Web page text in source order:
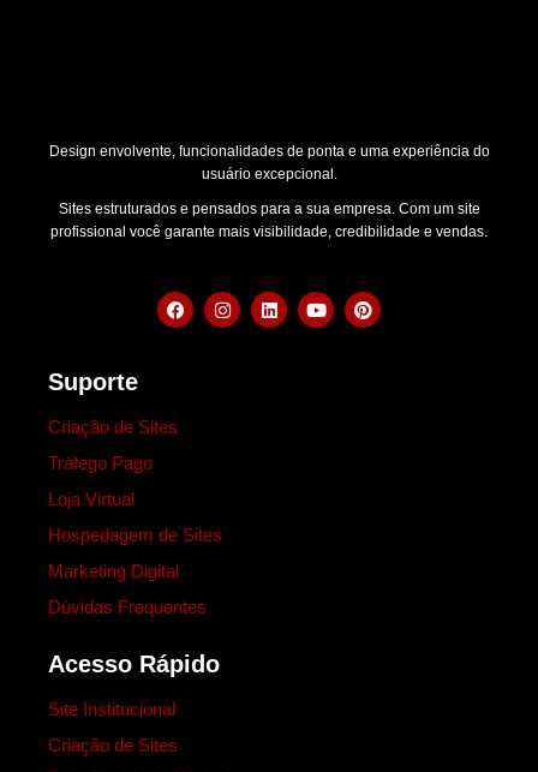
Design envolvente, funcionalidades de ponta e uma experiência do
usuário excepcional.
Sites estruturados e pensados para a sua empresa. Com um site
profissional você garante mais visibilidade, credibilidade e vendas.
Suporte
Criação de Sites
Tráfego Pago
Loja Virtual
Hospedagem de Sites
Marketing Digital
Dúvidas Frequentes
Acesso Rápido
Site Institucional
Criação de Sites